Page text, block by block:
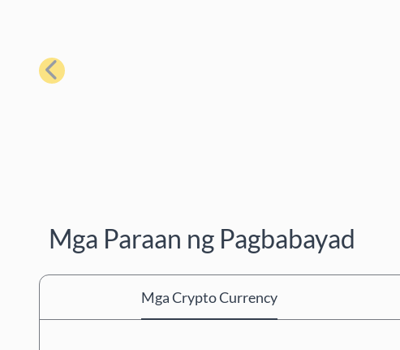
Nakaraan
Mga Paraan ng Pagbabayad
Mga Crypto Currency